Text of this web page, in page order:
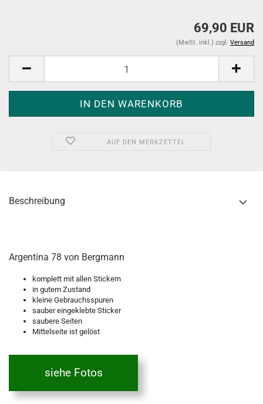
69,90 EUR
(MwSt. inkl.) zzgl. Versand
AUF DEN MERKZETTEL
Beschreibung
Argentina 78 von Bergmann
komplett mit allen Stickern
in gutem Zustand
kleine Gebrauchsspuren
sauber eingeklebte Sticker
saubere Seiten
Mittelseite ist gelöst
siehe Fotos